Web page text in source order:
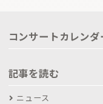
コンサートカレンダ
記事を読む
ニュース